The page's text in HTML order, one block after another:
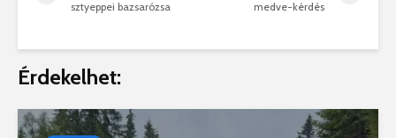
sztyeppei bazsarózsa
medve-kérdés
Érdekelhet: